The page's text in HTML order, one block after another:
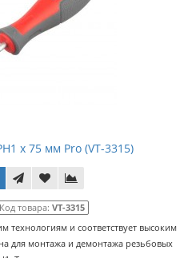
x 75 мм Pro (VT-3315)
Код товара: VT-3315
технологиям и соответствует высоким
для монтажа и демонтажа резьбовых